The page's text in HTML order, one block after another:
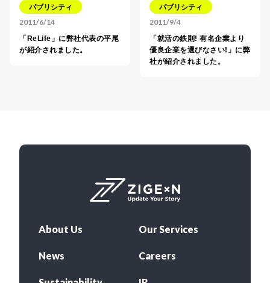
パブリシティ
2011/6/14
「ReLife」に弊社代表の平尾
が紹介されました。
パブリシティ
2011/9/4
「就活の鉄則! 有名企業より
優良企業を選びなさい!」に弊
社が紹介されました。
About Us Our Services
News Careers